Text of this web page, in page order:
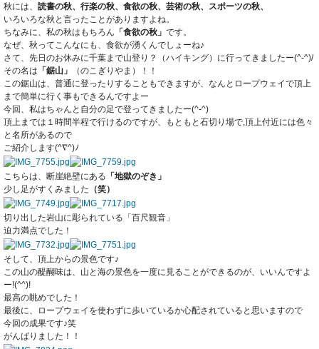
秋には、 読書の秋、行楽の秋、食欲の秋、芸術の秋、スポーツの秋、
いろいろな秋と言ったことがありますよね。
ちなみに、私の秋はもちろん 「食欲の秋」 です。
なぜ、秋ってこんなにも、食欲が湧くんでしょーね♪
さて、先日のお休みに千葉まで山登り？（ハイキング）に行ってきましたー(^-^)/
その名は 「鋸山」
（のこぎりやま）！！
この鋸山は、普通に登ったりすることもできますが、なんとロープウェイで頂上
まで簡単に行く事もできるんですよー
今回、私はちゃんと自分の足で登ってきましたー(^-^)
頂上までは１時間半程で行けるのですが、もともと石切り場で,頂上付近には色々
と名所があるので
ご紹介します(^∇^)ﾉ
こちらは、断崖絶壁にある 「地獄のぞき」
少し足がすくみました （笑）
切り出した岩山に彫られている「百尺観音」
迫力満点でした！
そして、頂上からの景色です♪
この山の醍醐味は、山と海の景色を一度に見ることができるのが、いいんですよ
ー!(^^)!
最高の眺めでした！
最後に、ロープウェイを使わずに歩いているか心配されていると思いますので
今回の成果です♪笑
がんばりました！！